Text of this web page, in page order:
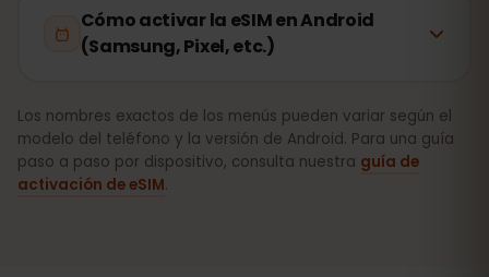
Cómo activar la eSIM en Android
(Samsung, Pixel, etc.)
Los nombres exactos de los menús pueden variar según el
modelo del teléfono y la versión de Android. Para una guía
paso a paso por dispositivo, consulta nuestra guía de
activación de eSIM.